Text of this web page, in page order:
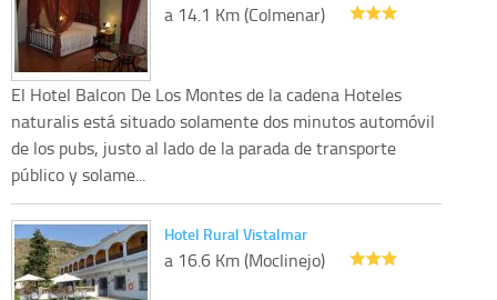
a 14.1 Km (Colmenar)
El Hotel Balcon De Los Montes de la cadena Hoteles
naturalis está situado solamente dos minutos automóvil
de los pubs, justo al lado de la parada de transporte
público y solame...
Hotel Rural Vistalmar
a 16.6 Km (Moclinejo)